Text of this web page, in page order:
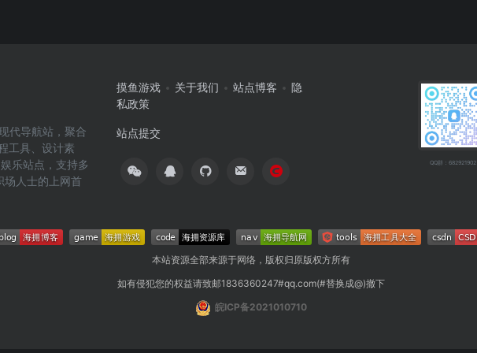
代导航站，聚合
工具、设计素
乐站点，支持多
场人士的上网首
摸鱼游戏 关于我们 站点博客
隐
私政策
站点提交
QQ群：682921902
本站资源全部来源于网络，版权归原版权方所有
如有侵犯您的权益请致邮1836360247#qq.com(#替换成@)撤下
皖ICP备2021010710